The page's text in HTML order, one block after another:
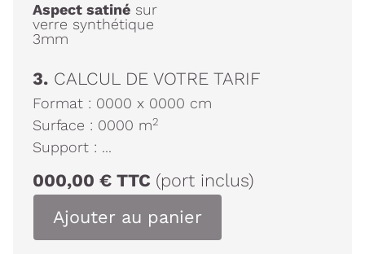
Aspect satiné sur
verre synthétique
3mm
3. CALCUL DE VOTRE TARIF
Format : 0000 x 0000 cm
Surface : 0000 m2
Support : ...
000,00 € TTC (port inclus)
Ajouter au panier